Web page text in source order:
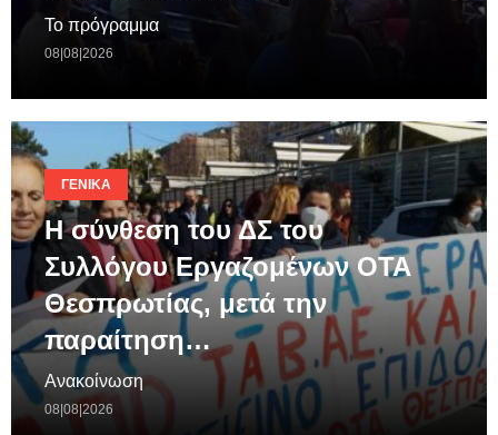
Το πρόγραμμα
08|08|2026
ΓΕΝΙΚΆ
Η σύνθεση του ΔΣ του
Συλλόγου Εργαζομένων ΟΤΑ
Θεσπρωτίας, μετά την
παραίτηση…
Ανακοίνωση
08|08|2026